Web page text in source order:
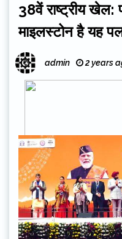
38वें राष्ट्रीय खेल:
माइलस्टोन है यह
admin 2 years